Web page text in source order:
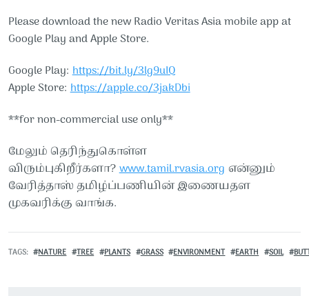
Please download the new Radio Veritas Asia mobile app at
Google Play and Apple Store.
Google Play:https://bit.ly/3lg9uIQ
Apple Store:https://apple.co/3jakDbi
**for non-commercial use only**
மேலும் தெரிந்துகொள்ள
விரும்புகிறீர்களா?www.tamil.rvasia.org என்னும்
வேரித்தாஸ் தமிழ்ப்பணியின் இணையதள
முகவரிக்கு வாங்க.
TAGS NATURE TREE PLANTS GRASS ENVIRONMENT EARTH SOIL